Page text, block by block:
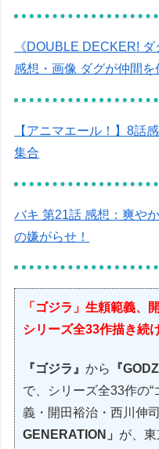
《DOUBLE DECKER!
感想・画像 ダグが仲間
【アニマエール！】8話
集合
バキ 第21話 感想：爽や
の嫌がらせ！
「ゴジラ」生頼範義、
シリーズ全33作描き続
『ゴジラ』から 『
で、シリーズ全33作の“
義・開田裕治・西川伸
GENERATION」 が、